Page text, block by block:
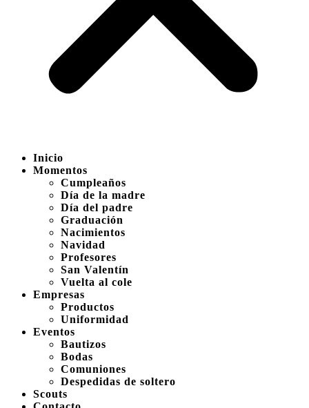
Inicio
Momentos
Cumpleaños
Día de la madre
Día del padre
Graduación
Nacimientos
Navidad
Profesores
San Valentín
Vuelta al cole
Empresas
Productos
Uniformidad
Eventos
Bautizos
Bodas
Comuniones
Despedidas de soltero
Scouts